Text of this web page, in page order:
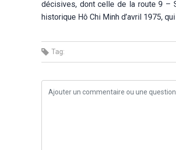
décisives, dont celle de la route 9 –
historique Hô Chi Minh d’avril 1975,
Tag: